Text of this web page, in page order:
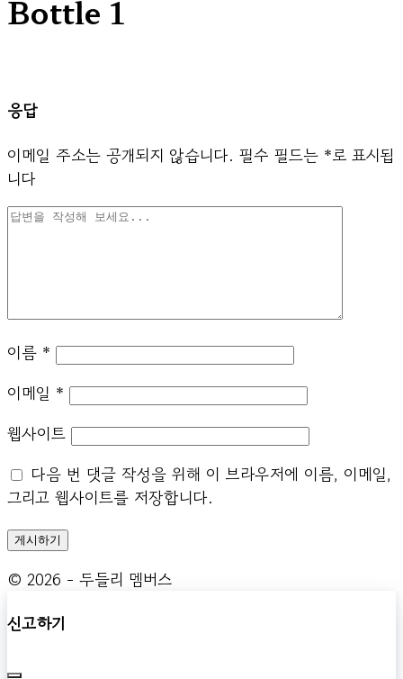
Bottle 1
응답
이메일 주소는 공개되지 않습니다. 필수 필드는 *로 표시됩
니다
이름 *
이메일 *
웹사이트
다음 번 댓글 작성을 위해 이 브라우저에 이름, 이메일,
그리고 웹사이트를 저장합니다.
© 2026 - 두들리 멤버스
신고하기